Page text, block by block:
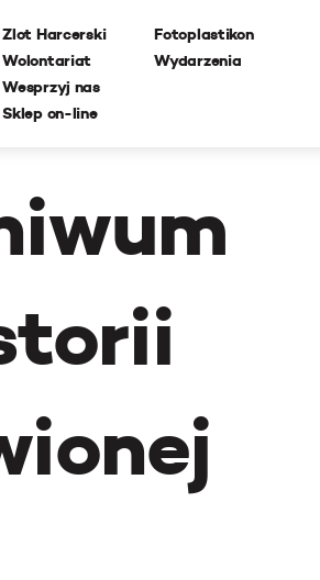
Zlot Harcerski
Wolontariat
Wesprzyj nas
Sklep on-line
Fotoplastikon
Wydarzenia